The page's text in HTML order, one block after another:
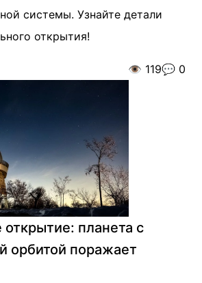
системы. Узнайте детали
открытия!
👁️ 119💬 0
планета с
орбитой поражает